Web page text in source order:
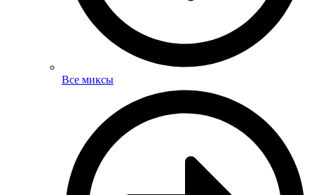
Все миксы